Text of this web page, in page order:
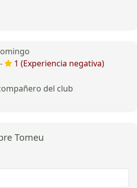
1 (Experiencia negativa)
del club
Tomeu